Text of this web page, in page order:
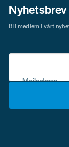
Nyhetsbrev
Mejladress
Bli medlem i vårt